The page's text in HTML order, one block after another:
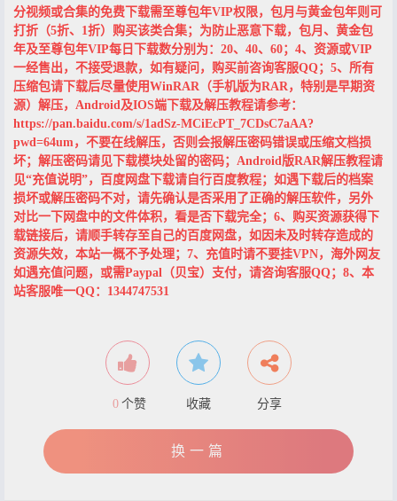
分视频或合集的免费下载需至尊包年VIP权限，包月与黄金包年则可
打折（5折、1折）购买该类合集；为防止恶意下载，包月、黄金包
年及至尊包年VIP每日下载数分别为：20、40、60；4、资源或VIP
一经售出，不接受退款，如有疑问，购买前咨询客服QQ；5、所有
压缩包请下载后尽量使用WinRAR（手机版为RAR，特别是早期资
源）解压，Android及IOS端下载及解压教程请参考：
https://pan.baidu.com/s/1adSz-MCiEcPT_7CDsC7aAA?
pwd=64um，不要在线解压，否则会报解压密码错误或压缩文档损
坏；解压密码请见下载模块处留的密码；Android版RAR解压教程请
见“充值说明”，百度网盘下载请自行百度教程；如遇下载后的档案
损坏或解压密码不对，请先确认是否采用了正确的解压软件，另外
对比一下网盘中的文件体积，看是否下载完全；6、购买资源获得下
载链接后，请顺手转存至自己的百度网盘，如因未及时转存造成的
资源失效，本站一概不予处理；7、充值时请不要挂VPN，海外网友
如遇充值问题，或需Paypal（贝宝）支付，请咨询客服QQ；8、本
站客服唯一QQ：1344747531
0 个赞 收藏 分享
换一篇